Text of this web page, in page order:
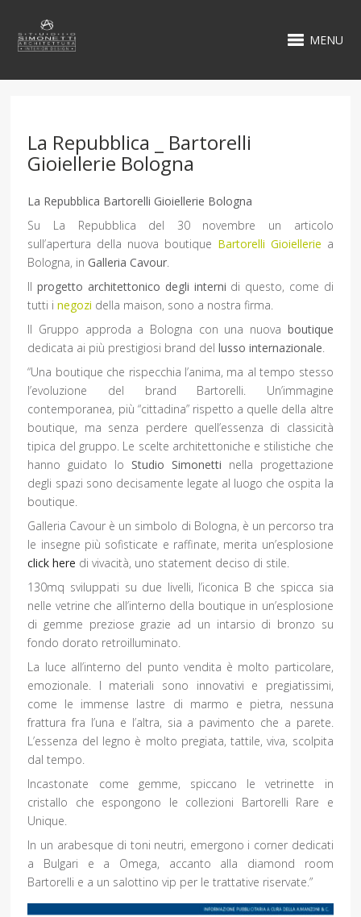
MENU
La Repubblica _ Bartorelli
Gioiellerie Bologna
La Repubblica Bartorelli Gioiellerie Bologna
Su La Repubblica del 30 novembre un articolo
sull’apertura della nuova boutique Bartorelli Gioiellerie a
Bologna, in Galleria Cavour.
Ilprogetto architettonico degli interni di questo, come di
tutti inegozi della maison, sono a nostra firma.
Il Gruppo approda a Bologna con una nuova boutique
dedicata ai più prestigiosi brand dellusso internazionale.
“Una boutique che rispecchia l’anima, ma al tempo stesso
l’evoluzione del brand Bartorelli. Un’immagine
contemporanea, più “cittadina” rispetto a quelle della altre
boutique, ma senza perdere quell’essenza di classicità
tipica del gruppo. Le scelte architettoniche e stilistiche che
hanno guidato lo Studio Simonetti nella progettazione
degli spazi sono decisamente legate al luogo che ospita la
boutique.
Galleria Cavour è un simbolo di Bologna, è un percorso tra
le insegne più sofisticate e raffinate, merita un’esplosione
click here di vivacità, uno statement deciso di stile.
130mq sviluppati su due livelli, l’iconica B che spicca sia
nelle vetrine che all’interno della boutique in un’esplosione
di gemme preziose grazie ad un intarsio di bronzo su
fondo dorato retroilluminato.
La luce all’interno del punto vendita è molto particolare,
emozionale. I materiali sono innovativi e pregiatissimi,
come le immense lastre di marmo e pietra, nessuna
frattura fra l’una e l’altra, sia a pavimento che a parete.
L’essenza del legno è molto pregiata, tattile, viva, scolpita
dal tempo.
Incastonate come gemme, spiccano le vetrinette in
cristallo che espongono le collezioni Bartorelli Rare e
Unique.
In un arabesque di toni neutri, emergono i corner dedicati
a Bulgari e a Omega, accanto alla diamond room
Bartorelli e a un salottino vip per le trattative riservate.”